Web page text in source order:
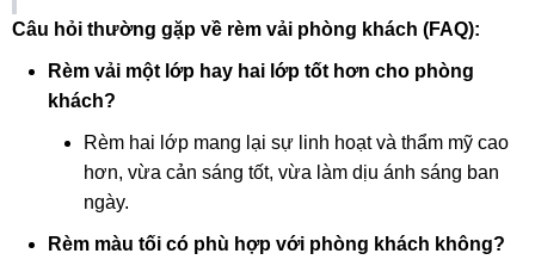
Câu hỏi thường gặp về rèm vải phòng khách (FAQ):
Rèm vải một lớp hay hai lớp tốt hơn cho phòng
khách?
Rèm hai lớp mang lại sự linh hoạt và thẩm mỹ cao
hơn, vừa cản sáng tốt, vừa làm dịu ánh sáng ban
ngày.
Rèm màu tối có phù hợp với phòng khách không?